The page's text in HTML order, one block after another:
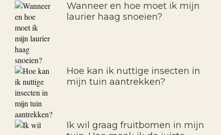
Wanneer en hoe moet ik mijn
laurier haag snoeien?
Hoe kan ik nuttige insecten in
mijn tuin aantrekken?
Ik wil graag fruitbomen in mijn